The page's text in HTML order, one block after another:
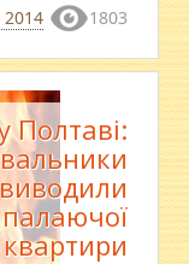
1803
Полтаві:
квартири